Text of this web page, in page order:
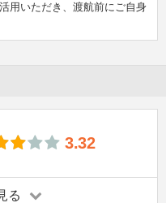
用いただき、渡航前にご自身
3.32
る